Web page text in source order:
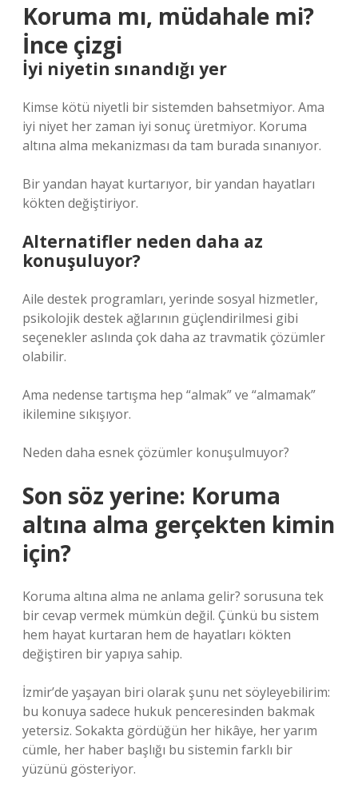
Koruma mı, müdahale mi?
İnce çizgi
İyi niyetin sınandığı yer
Kimse kötü niyetli bir sistemden bahsetmiyor. Ama
iyi niyet her zaman iyi sonuç üretmiyor. Koruma
altına alma mekanizması da tam burada sınanıyor.
Bir yandan hayat kurtarıyor, bir yandan hayatları
kökten değiştiriyor.
Alternatifler neden daha az
konuşuluyor?
Aile destek programları, yerinde sosyal hizmetler,
psikolojik destek ağlarının güçlendirilmesi gibi
seçenekler aslında çok daha az travmatik çözümler
olabilir.
Ama nedense tartışma hep “almak” ve “almamak”
ikilemine sıkışıyor.
Neden daha esnek çözümler konuşulmuyor?
Son söz yerine: Koruma
altına alma gerçekten kimin
için?
Koruma altına alma ne anlama gelir? sorusuna tek
bir cevap vermek mümkün değil. Çünkü bu sistem
hem hayat kurtaran hem de hayatları kökten
değiştiren bir yapıya sahip.
İzmir’de yaşayan biri olarak şunu net söyleyebilirim:
bu konuya sadece hukuk penceresinden bakmak
yetersiz. Sokakta gördüğün her hikâye, her yarım
cümle, her haber başlığı bu sistemin farklı bir
yüzünü gösteriyor.